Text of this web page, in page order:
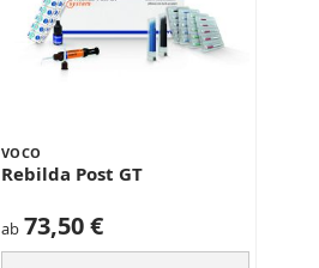
VOCO
Rebilda Post GT
ab 73,50 €